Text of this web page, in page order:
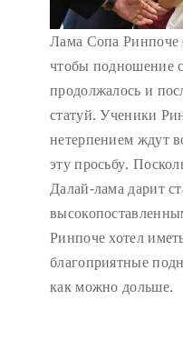
Лама Сопа Ринпоче
чтобы подношение
продолжалось и
статуй. Ученики
нетерпением ждут
эту просьбу.
Далай-лама дарит
Ринпоче хотел
благоприятные
как можно дольше.